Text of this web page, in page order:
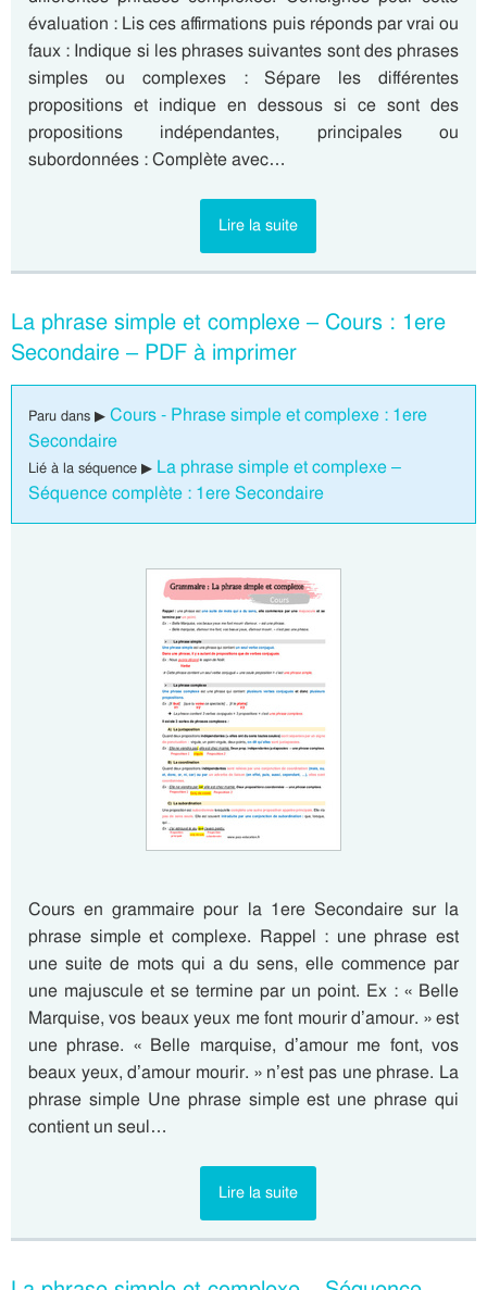
évaluation : Lis ces affirmations puis réponds par vrai ou
faux : Indique si les phrases suivantes sont des phrases
simples ou complexes : Sépare les différentes
propositions et indique en dessous si ce sont des
propositions indépendantes, principales ou
subordonnées : Complète avec…
Lire la suite
La phrase simple et complexe – Cours : 1ere
Secondaire – PDF à imprimer
Paru dans ▶ Cours - Phrase simple et complexe : 1ere
Secondaire
Lié à la séquence ▶ La phrase simple et complexe –
Séquence complète : 1ere Secondaire
Cours en grammaire pour la 1ere Secondaire sur la
phrase simple et complexe. Rappel : une phrase est
une suite de mots qui a du sens, elle commence par
une majuscule et se termine par un point. Ex : « Belle
Marquise, vos beaux yeux me font mourir d’amour. » est
une phrase. « Belle marquise, d’amour me font, vos
beaux yeux, d’amour mourir. » n’est pas une phrase. La
phrase simple Une phrase simple est une phrase qui
contient un seul…
Lire la suite